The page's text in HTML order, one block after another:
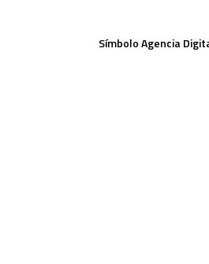
Símbolo Agencia